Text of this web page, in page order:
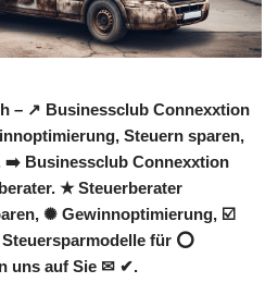
– ↗️ Businessclub Connexxtion
Steuern sparen,
➡️ Businessclub Connexxtion
★ Steuerberater
✺ Gewinnoptimierung, ☑️
für ⭕
uns auf Sie ✉ ✔.